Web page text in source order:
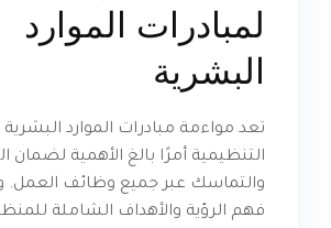
لمبادرات الموارد
البشرية
تعد مواءمة مبادرات الموارد
التنظيمية أمرًا بالغ الأهمية لضمان
والتماسك عبر جميع وظائف العمل.
فهم الرؤية والأهداف الشاملة